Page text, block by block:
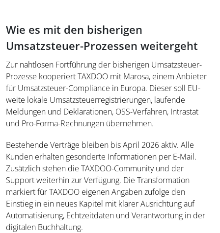
Wie es mit den bisherigen
Umsatzsteuer-Prozessen weitergeht
Zur nahtlosen Fortführung der bisherigen Umsatzsteuer-
Prozesse kooperiert TAXDOO mit Marosa, einem Anbieter
für Umsatzsteuer-Compliance in Europa. Dieser soll EU-
weite lokale Umsatzsteuerregistrierungen, laufende
Meldungen und Deklarationen, OSS-Verfahren, Intrastat
und Pro-Forma-Rechnungen übernehmen.
Bestehende Verträge bleiben bis April 2026 aktiv. Alle
Kunden erhalten gesonderte Informationen per E-Mail.
Zusätzlich stehen die TAXDOO-Community und der
Support weiterhin zur Verfügung. Die Transformation
markiert für TAXDOO eigenen Angaben zufolge den
Einstieg in ein neues Kapitel mit klarer Ausrichtung auf
Automatisierung, Echtzeitdaten und Verantwortung in der
digitalen Buchhaltung.